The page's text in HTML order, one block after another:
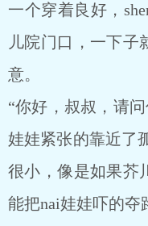
一个穿着良好，
儿院门口，一下子
意。
“你好，叔叔，请
娃娃紧张的靠近了
很小，像是如果芥
能把nai娃娃吓的夺